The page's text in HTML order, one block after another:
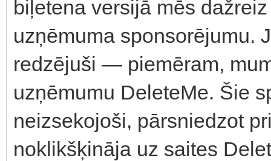
biļetena versijā mēs
uzņēmuma sponsorējumu.
redzējuši — piemēram,
uzņēmumu DeleteMe. Šie
neizsekojoši, pārsniedzot
noklikšķināja uz saites